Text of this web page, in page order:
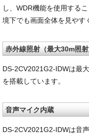
し、WDR機能を使用する
境下でも画面全体を見やす
赤外線照射（最大30m照射
DS-2CV2021G2-IDWは最
を搭載しています。
音声マイク内蔵
DS-2CV2021G2-IDWは音